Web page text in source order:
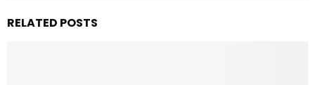
RELATED POSTS